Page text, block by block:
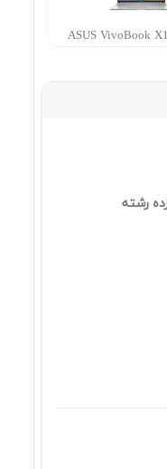
ASUS VivoBook
تومان